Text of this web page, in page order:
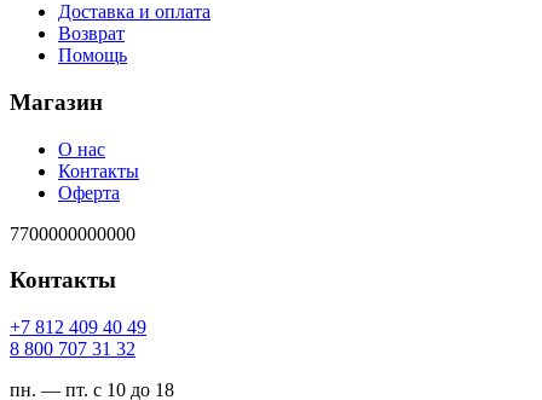
Доставка и оплата
Возврат
Помощь
Магазин
О нас
Контакты
Оферта
7700000000000
Контакты
94 04 904 218 7+
23 13 707 008 8
пн. — пт. с 10 до 18